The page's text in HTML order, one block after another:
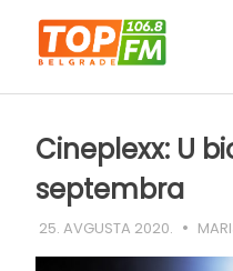
content
Cineplexx: U
septembra
25. AVGUSTA 2020.